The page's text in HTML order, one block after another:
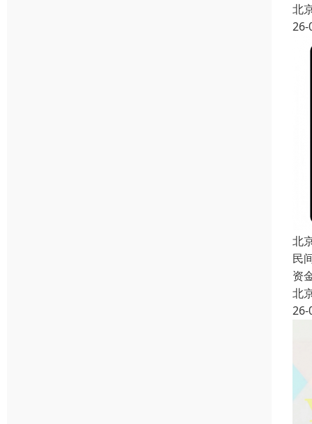
北
26-
北
民
资
北
26-